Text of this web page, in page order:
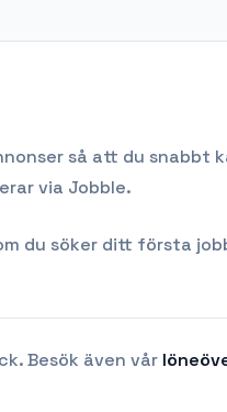
så att du snabbt
via Jobble.
du söker ditt första
Besök även vår